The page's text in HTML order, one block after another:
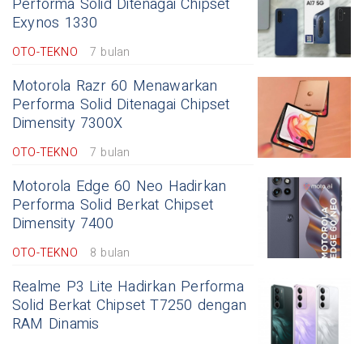
Performa Solid Ditenagai Chipset
Exynos 1330
OTO-TEKNO 7 bulan
Motorola Razr 60 Menawarkan
Performa Solid Ditenagai Chipset
Dimensity 7300X
OTO-TEKNO 7 bulan
Motorola Edge 60 Neo Hadirkan
Performa Solid Berkat Chipset
Dimensity 7400
OTO-TEKNO 8 bulan
Realme P3 Lite Hadirkan Performa
Solid Berkat Chipset T7250 dengan
RAM Dinamis